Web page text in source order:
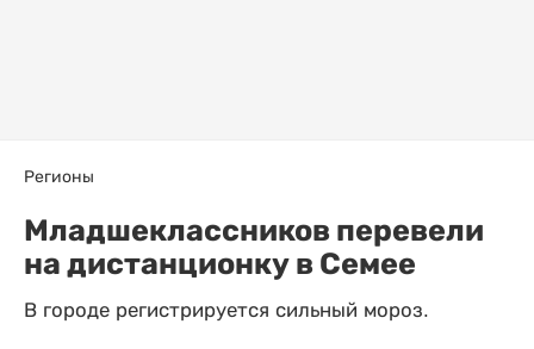
Регионы
Младшеклассников перевели
на дистанционку в Семее
В городе регистрируется сильный мороз.